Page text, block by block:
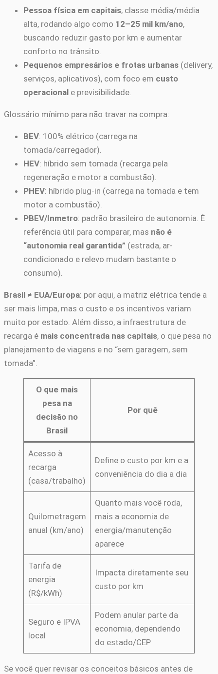
Pessoa física em capitais, classe média/média
alta, rodando algo como 12–25 mil km/ano,
buscando reduzir gasto por km e aumentar
conforto no trânsito.
Pequenos empresários e frotas urbanas (delivery,
serviços, aplicativos), com foco em custo
operacional e previsibilidade.
Glossário mínimo para não travar na compra:
BEV: 100% elétrico (carrega na
tomada/carregador).
HEV: híbrido sem tomada (recarga pela
regeneração e motor a combustão).
PHEV: híbrido plug-in (carrega na tomada e tem
motor a combustão).
PBEV/Inmetro: padrão brasileiro de autonomia. É
referência útil para comparar, mas não é
“autonomia real garantida” (estrada, ar-
condicionado e relevo mudam bastante o
consumo).
Brasil ≠ EUA/Europa: por aqui, a matriz elétrica tende a
ser mais limpa, mas o custo e os incentivos variam
muito por estado. Além disso, a infraestrutura de
recarga é mais concentrada nas capitais, o que pesa no
planejamento de viagens e no “sem garagem, sem
tomada”.
O que mais
pesa na
decisão no
Brasil
Por quê
Acesso à
recarga
(casa/trabalho)
Define o custo por km e a
conveniência do dia a dia
Quilometragem
anual (km/ano)
Quanto mais você roda,
mais a economia de
energia/manutenção
aparece
Tarifa de
energia
(R$/kWh)
Impacta diretamente seu
custo por km
Seguro e IPVA
local
Podem anular parte da
economia, dependendo
do estado/CEP
Se você quer revisar os conceitos básicos antes de